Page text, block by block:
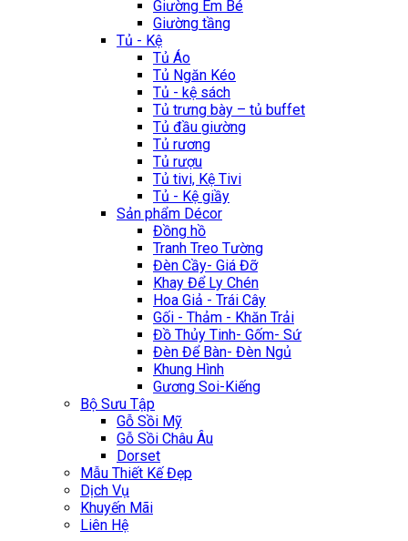
Giường Em Bé
Giường tầng
Tủ - Kệ
Tủ Áo
Tủ Ngăn Kéo
Tủ - kệ sách
Tủ trưng bày – tủ buffet
Tủ đầu giường
Tủ rương
Tủ rượu
Tủ tivi, Kệ Tivi
Tủ - Kệ giầy
Sản phẩm Décor
Đồng hồ
Tranh Treo Tường
Đèn Cầy- Giá Đỡ
Khay Để Ly Chén
Hoa Giả - Trái Cây
Gối - Thảm - Khăn Trải
Đồ Thủy Tinh- Gốm- Sứ
Đèn Để Bàn- Đèn Ngủ
Khung Hình
Gương Soi-Kiếng
Bộ Sưu Tập
Gỗ Sồi Mỹ
Gỗ Sồi Châu Âu
Dorset
Mẫu Thiết Kế Đẹp
Dịch Vụ
Khuyến Mãi
Liên Hệ